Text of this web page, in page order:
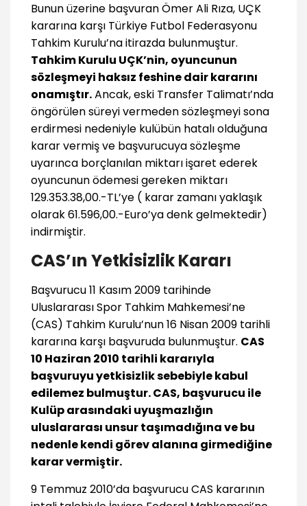
Bunun üzerine başvuran Ömer Ali Rıza, UÇK
kararına karşı Türkiye Futbol Federasyonu
Tahkim Kurulu’na itirazda bulunmuştur.
Tahkim Kurulu UÇK’nin, oyuncunun
sözleşmeyi haksız feshine dair kararını
onamıştır.Ancak, eski Transfer Talimatı’nda
öngörülen süreyi vermeden sözleşmeyi sona
erdirmesi nedeniyle kulübün hatalı olduğuna
karar vermiş ve başvurucuya sözleşme
uyarınca borçlanılan miktarı işaret ederek
oyuncunun ödemesi gereken miktarı
129.353.38,00.-TL’ye ( karar zamanı yaklaşık
olarak 61.596,00.-Euro’ya denk gelmektedir)
indirmiştir.
CAS’ın Yetkisizlik Kararı
Başvurucu 11 Kasım 2009 tarihinde
Uluslararası Spor Tahkim Mahkemesi’ne
(CAS) Tahkim Kurulu’nun 16 Nisan 2009 tarihli
kararına karşı başvuruda bulunmuştur. CAS
10 Haziran 2010 tarihli kararıyla
başvuruyu yetkisizlik sebebiyle kabul
edilemez bulmuştur. CAS, başvurucu ile
Kulüp arasındaki uyuşmazlığın
uluslararası unsur taşımadığına ve bu
nedenle kendi görev alanına girmediğine
karar vermiştir.
9 Temmuz 2010’da başvurucu CAS kararının